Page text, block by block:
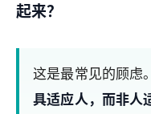
起来？
这是最常见的顾虑
具适应人，而非人